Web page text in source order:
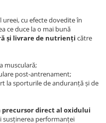
cu efecte dovedite în
ce duce la o mai bună
și livrare de nutrienți către
musculară;
post-antrenament;
la sporturile de anduranță și de
precursor direct al oxidului
susținerea performanței